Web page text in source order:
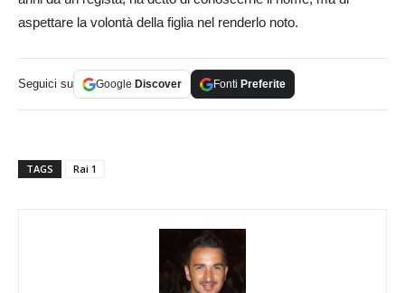
aspettare la volontà della figlia nel renderlo noto.
Seguici su Google Discover Fonti Preferite
TAGS Rai 1